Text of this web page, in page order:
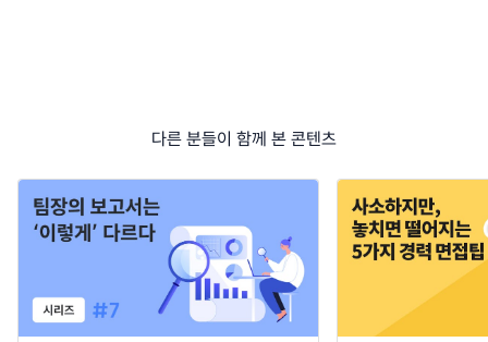
다른 분들이 함께 본 콘텐츠